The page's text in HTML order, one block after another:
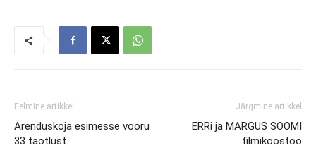
Eelmine artikkel
Arenduskoja esimesse vooru
33 taotlust
Järgmine artikkel
ERRi ja MARGUS SOOMI
filmikoostöö